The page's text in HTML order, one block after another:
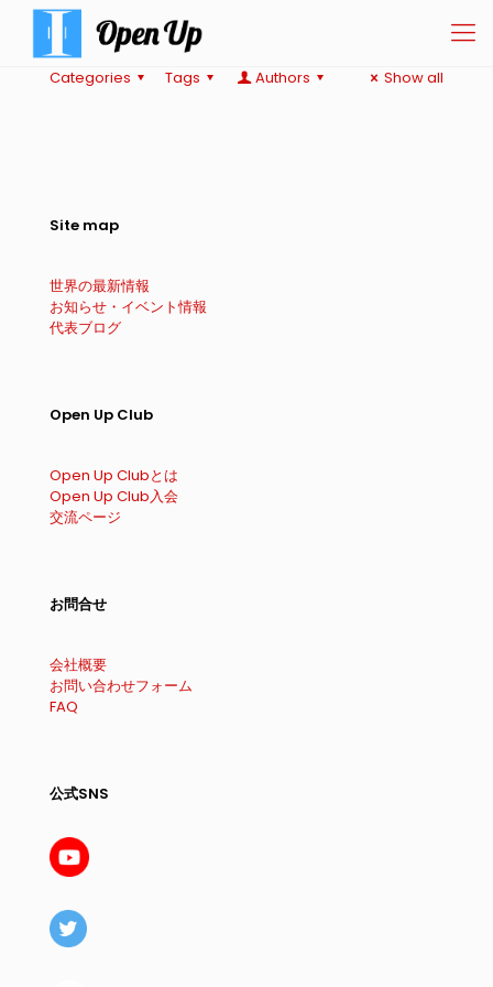
Categories Tags Authors Show all
Site map
世界の最新情報
お知らせ・イベント情報
代表ブログ
Open Up Club
Open Up Clubとは
Open Up Club入会
交流ページ
お問合せ
会社概要
お問い合わせフォーム
FAQ
公式SNS